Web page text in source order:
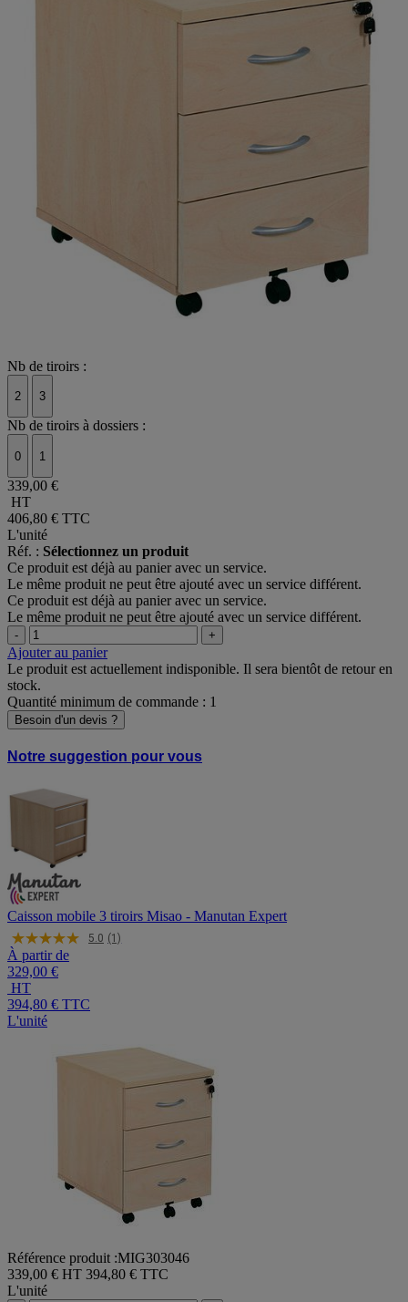
Nb de tiroirs :
2 3
Nb de tiroirs à dossiers :
0 1
339,00 €
HT
406,80 € TTC
L'unité
Réf. : Sélectionnez un produit
Ce produit est déjà au panier avec un service.
Le même produit ne peut être ajouté avec un service différent.
Ce produit est déjà au panier avec un service.
Le même produit ne peut être ajouté avec un service différent.
- +
Ajouter au panier
Le produit est actuellement indisponible. Il sera bientôt de retour en
stock.
Quantité minimum de commande : 1
Besoin d'un devis ?
Notre suggestion pour vous
Caisson mobile 3 tiroirs Misao - Manutan Expert
5.0 (1)
À partir de
329,00 €
HT
394,80 € TTC
L'unité
Référence produit :MIG303046
339,00 € HT 394,80 € TTC
L'unité